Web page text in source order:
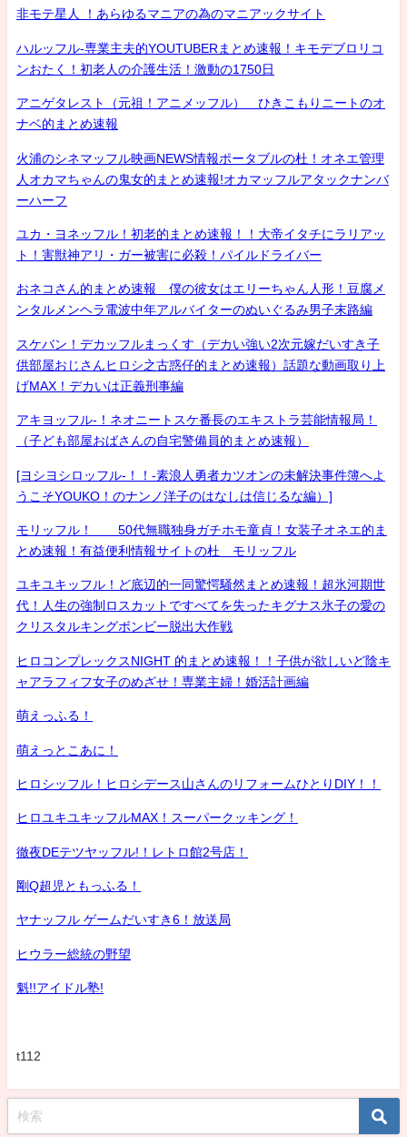
非モテ星人 ！あらゆるマニアの為のマニアックサイト
ハルッフル-専業主夫的YOUTUBERまとめ速報！キモデブロリコ
ンおたく！初老人の介護生活！激動の1750日
アニゲタレスト（元祖！アニメッフル） ひきこもりニートのオ
ナベ的まとめ速報
火浦のシネマッフル映画NEWS情報ポータブルの杜！オネエ管理
人オカマちゃんの鬼女的まとめ速報!オカマッフルアタックナンバ
ーハーフ
ユカ・ヨネッフル！初老的まとめ速報！！大帝イタチにラリアッ
ト！害獣神アリ・ガー被害に必殺！パイルドライバー
おネコさん的まとめ速報 僕の彼女はエリーちゃん人形！豆腐メ
ンタルメンヘラ電波中年アルバイターのぬいぐるみ男子末路編
スケバン！デカッフルまっくす（デカい強い2次元嫁だいすき子
供部屋おじさんヒロシ之古惑仔的まとめ速報）話題な動画取り上
げMAX！デカいは正義刑事編
アキヨッフル-！ネオニートスケ番長のエキストラ芸能情報局！
（子ども部屋おばさんの自宅警備員的まとめ速報）
[ヨシヨシロッフル-！！-素浪人勇者カツオンの未解決事件簿へよ
うこそYOUKO！のナンノ洋子のはなしは信じるな編）]
モリッフル！ 50代無職独身ガチホモ童貞！女装子オネエ的ま
とめ速報！有益便利情報サイトの杜 モリッフル
ユキユキッフル！ど底辺的一同驚愕騒然まとめ速報！超氷河期世
代！人生の強制ロスカットですべてを失ったキグナス氷子の愛の
クリスタルキングボンビー脱出大作戦
ヒロコンプレックスNIGHT 的まとめ速報！！子供が欲しいど陰キ
ャアラフィフ女子のめざせ！専業主婦！婚活計画編
萌えっふる！
萌えっとこあに！
ヒロシッフル！ヒロシデース山さんのリフォームひとりDIY！！
ヒロユキユキッフルMAX！スーパークッキング！
徹夜DEテツヤッフル!！レトロ館2号店！
剛Q超児ともっふる！
ヤナッフル ゲームだいすき6！放送局
ヒウラー総統の野望
魁!!アイドル塾!
t112